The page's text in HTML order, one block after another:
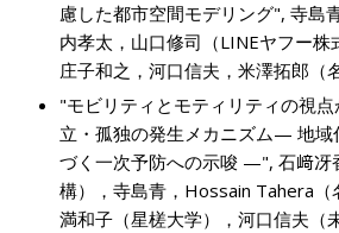
慮した都市空間モデリング", 寺島
内孝太，山口修司（LINEヤフー株
庄子和之，河口信夫，米澤拓郎（
"モビリティとモティリティの視
立・孤独の発生メカニズム— 地域
づく一次予防への示唆 —", 石﨑冴
構），寺島青，Hossain Tahera（
満和子（星槎大学），河口信夫（